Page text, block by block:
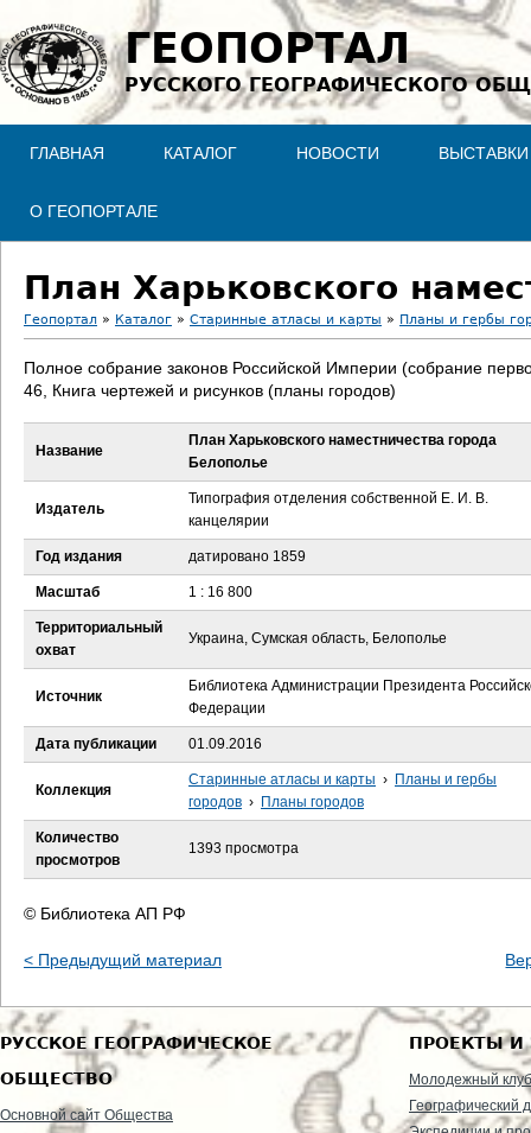
Jump to navigation
ГЕОПОРТАЛ
РУССКОГО ГЕОГРАФИЧЕСКОГО
ГЛАВНАЯ КАТАЛОГ НОВОСТИ ВЫСТАВКИ
О ГЕОПОРТАЛЕ
План Харьковского
В
ы
е
с
Геопортал » Каталог » Старинные атласы и карты » Планы и гербы
Полное собрание законов Российской Империи (собрание
46, Книга чертежей и рисунков (планы городов)
Название
План Харьковского наместничества города
Белополье
Издатель
Типография отделения собственной Е. И. В.
канцелярии
Год издания датировано 1859
Масштаб 1 : 16 800
Территориальный
охват
Украина, Сумская область, Белополье
Источник
Библиотека Администрации Президента
Федерации
Дата публикации 01.09.2016
Коллекция
Старинные атласы и карты › Планы и гербы
городов › Планы городов
Количество
просмотров
1393 просмотра
© Библиотека АП РФ
< Предыдущий материал
РУССКОЕ ГЕОГРАФИЧЕСКОЕ
ОБЩЕСТВО
Основной сайт Общества
ПРОЕКТЫ И
Молодежный клуб
Географический